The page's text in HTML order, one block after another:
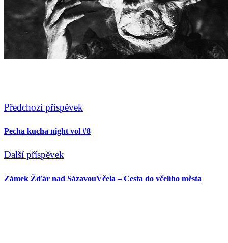
Předchozí příspěvek
Pecha kucha night vol #8
Další příspěvek
Zámek Žďár nad Sázavou‎Včela – Cesta do včelího města